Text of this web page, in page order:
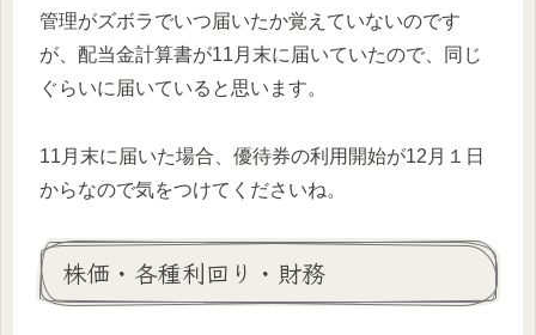
管理がズボラでいつ届いたか覚えていないのです
が、配当金計算書が11月末に届いていたので、同じ
ぐらいに届いていると思います。
11月末に届いた場合、優待券の利用開始が12月１日
からなので気をつけてくださいね。
株価・各種利回り・財務